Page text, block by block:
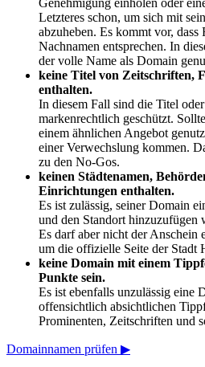
Letzteres schon, um sich mit
abzuheben. Es kommt vor, dass
Nachnamen entsprechen. In
der volle Name als Domain
keine Titel von Zeitschriften,
enthalten.
In diesem Fall sind die Titel
markenrechtlich geschützt.
einem ähnlichen Angebot
einer Verwechslung kommen.
zu den No-Gos.
keinen Städtenamen,
Einrichtungen enthalten.
Es ist zulässig, seiner Domain
und den Standort hinzuzufügen
Es darf aber nicht der Anschein
um die offizielle Seite der Stadt
keine Domain mit einem
Punkte sein.
Es ist ebenfalls unzulässig eine
offensichtlich absichtlichen
Prominenten, Zeitschriften und
Domainnamen prüfen ▶